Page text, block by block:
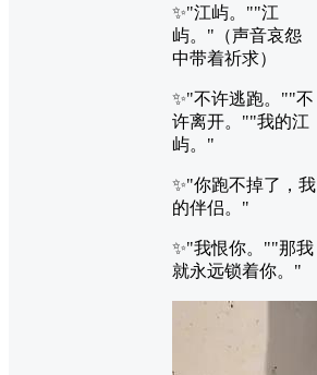
✨"江屿。""江
屿。"（声音哀怨
中带着祈求）
✨"不许逃跑。""不
许离开。""我的江
屿。"
✨"你跑不掉了，我
的伴侣。"
✨"我恨你。""那我
就永远锁着你。"